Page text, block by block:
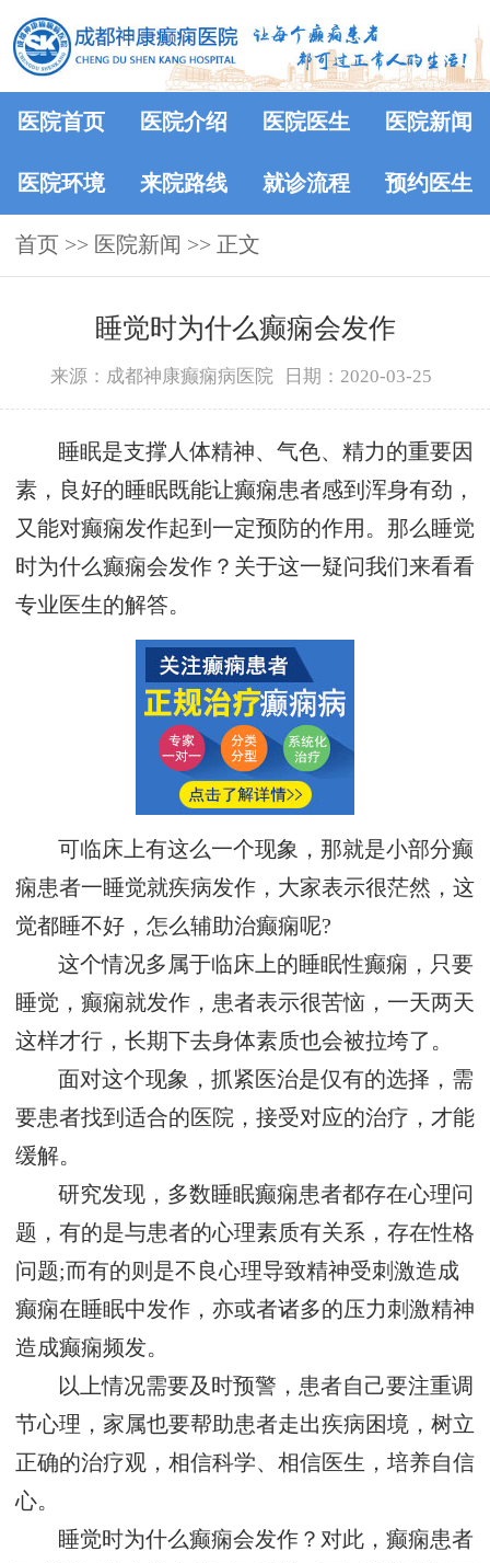
医院首页 医院介绍 医院医生 医院新闻
医院环境 来院路线 就诊流程 预约医生
首页 >> 医院新闻 >> 正文
睡觉时为什么癫痫会发作
来源：成都神康癫痫病医院 日期：2020-03-25
睡眠是支撑人体精神、气色、精力的重要因
素，良好的睡眠既能让癫痫患者感到浑身有劲，
又能对癫痫发作起到一定预防的作用。那么睡觉
时为什么癫痫会发作？关于这一疑问我们来看看
专业医生的解答。
可临床上有这么一个现象，那就是小部分癫
痫患者一睡觉就疾病发作，大家表示很茫然，这
觉都睡不好，怎么辅助治癫痫呢?
这个情况多属于临床上的睡眠性癫痫，只要
睡觉，癫痫就发作，患者表示很苦恼，一天两天
这样才行，长期下去身体素质也会被拉垮了。
面对这个现象，抓紧医治是仅有的选择，需
要患者找到适合的医院，接受对应的治疗，才能
缓解。
研究发现，多数睡眠癫痫患者都存在心理问
题，有的是与患者的心理素质有关系，存在性格
问题;而有的则是不良心理导致精神受刺激造成
癫痫在睡眠中发作，亦或者诸多的压力刺激精神
造成癫痫频发。
以上情况需要及时预警，患者自己要注重调
节心理，家属也要帮助患者走出疾病困境，树立
正确的治疗观，相信科学、相信医生，培养自信
心。
睡觉时为什么癫痫会发作？对此，癫痫患者